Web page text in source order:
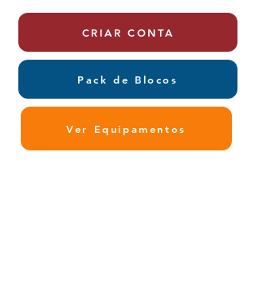
CRIAR CONTA
Pack de Blocos
Ver Equipamentos